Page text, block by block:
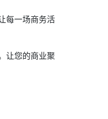
每一场商务活
让您的商业聚